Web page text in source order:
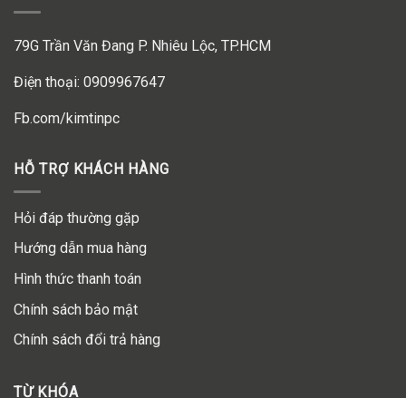
79G Trần Văn Đang P. Nhiêu Lộc, TP.HCM
Điện thoại: 0909967647
Fb.com/kimtinpc
HỖ TRỢ KHÁCH HÀNG
Hỏi đáp thường gặp
Hướng dẫn mua hàng
Hình thức thanh toán
Chính sách bảo mật
Chính sách đổi trả hàng
TỪ KHÓA